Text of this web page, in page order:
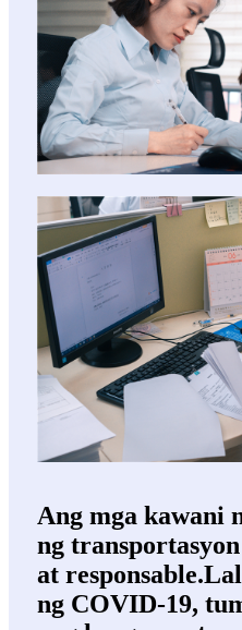
Ang mga kawani
ng
at
ng COVID-19,